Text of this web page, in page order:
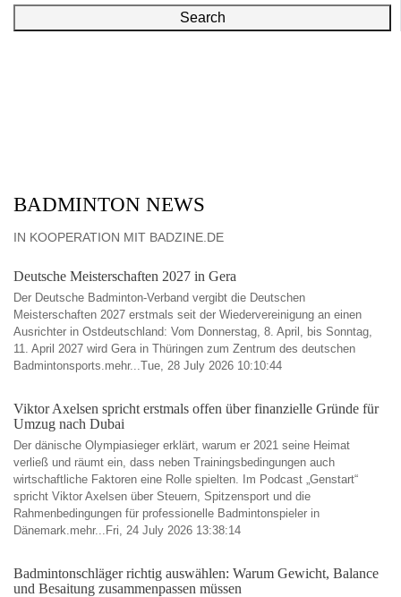
Search
BADMINTON NEWS
IN KOOPERATION MIT BADZINE.DE
Deutsche Meisterschaften 2027 in Gera
Der Deutsche Badminton-Verband vergibt die Deutschen
Meisterschaften 2027 erstmals seit der Wiedervereinigung an einen
Ausrichter in Ostdeutschland: Vom Donnerstag, 8. April, bis Sonntag,
11. April 2027 wird Gera in Thüringen zum Zentrum des deutschen
Badmintonsports.mehr...Tue, 28 July 2026 10:10:44
Viktor Axelsen spricht erstmals offen über finanzielle Gründe für
Umzug nach Dubai
Der dänische Olympiasieger erklärt, warum er 2021 seine Heimat
verließ und räumt ein, dass neben Trainingsbedingungen auch
wirtschaftliche Faktoren eine Rolle spielten. Im Podcast „Genstart“
spricht Viktor Axelsen über Steuern, Spitzensport und die
Rahmenbedingungen für professionelle Badmintonspieler in
Dänemark.mehr...Fri, 24 July 2026 13:38:14
Badmintonschläger richtig auswählen: Warum Gewicht, Balance
und Besaitung zusammenpassen müssen